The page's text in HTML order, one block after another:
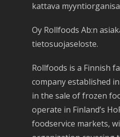
kattava
Oy Rollfoods Ab:n
tietosuojaseloste.
Rollfoods is a Finnish
company established
in the sale of frozen
operate in Finland’s
foodservice markets,